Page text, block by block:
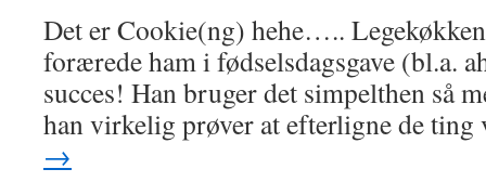
Det er Cookie(ng) hehe…..
forærede ham i fødselsdagsgave (bl.a.
succes! Han bruger det simpelthen så
han virkelig prøver at efterligne de
→